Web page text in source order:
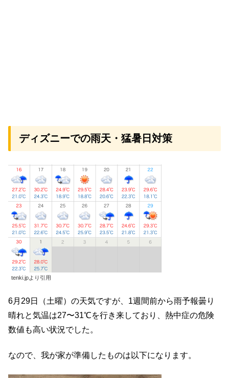
ディズニーでの雨天・猛暑日対策
tenki.jpより引用
6月29日（土曜）の天気ですが、1週間前から雨予報曇り
晴れと気温は27〜31℃を行き来しており、熱中症の危険
数値も高い状況でした。
なので、我が家が準備したものは以下になります。